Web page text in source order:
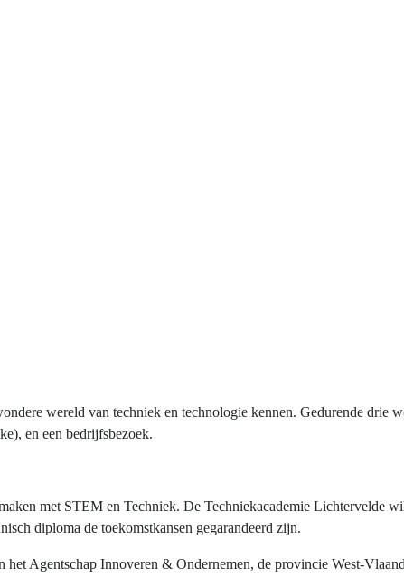
wereld van techniek en technologie kennen. Gedurende drie
en een bedrijfsbezoek.
met STEM en Techniek. De Techniekacademie Lichtervelde
diploma de toekomstkansen gegarandeerd zijn.
Agentschap Innoveren & Ondernemen, de provincie West-